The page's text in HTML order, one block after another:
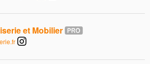
et Mobilier